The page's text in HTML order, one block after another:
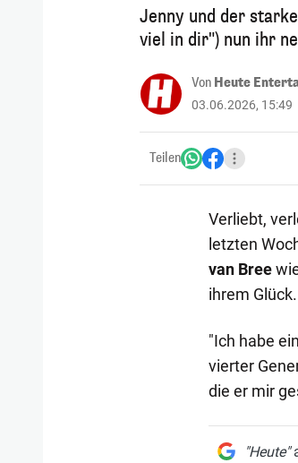
Jenny und der
viel in dir") nun ihr
Von Heute
03.06.2026, 15:49
Teilen
Verliebt,
letzten
van Bree
ihrem Glück.
"Ich habe
vierter
die er mir
"Heute"